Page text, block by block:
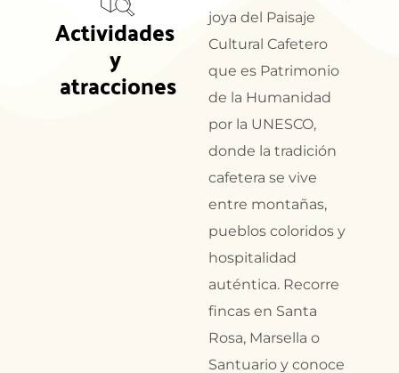
Actividades
y
atracciones
joya del Paisaje
Cultural Cafetero
que es Patrimonio
de la Humanidad
por la UNESCO,
donde la tradición
cafetera se vive
entre montañas,
pueblos coloridos y
hospitalidad
auténtica. Recorre
fincas en Santa
Rosa, Marsella o
Santuario y conoce